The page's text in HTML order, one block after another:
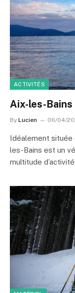
ACTIVITÉS
Aix-les-
By Lucien 06/04/
Idéalement située
les-Bains est un
multitude